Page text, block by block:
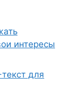
интересы
для